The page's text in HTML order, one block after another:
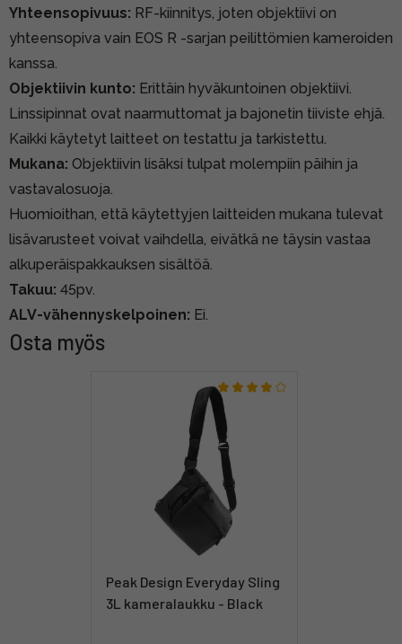
Yhteensopivuus: RF-kiinnitys, joten objektiivi on
yhteensopiva vain EOS R -sarjan peilittömien kameroiden
kanssa.
Objektiivin kunto: Erittäin hyväkuntoinen objektiivi.
Linssipinnat ovat naarmuttomat ja bajonetin tiiviste ehjä.
Kaikki käytetyt laitteet on testattu ja tarkistettu.
Mukana: Objektiivin lisäksi tulpat molempiin päihin ja
vastavalosuoja.
Huomioithan, että käytettyjen laitteiden mukana tulevat
lisävarusteet voivat vaihdella, eivätkä ne täysin vastaa
alkuperäispakkauksen sisältöä.
Takuu: 45pv.
ALV-vähennyskelpoinen: Ei.
Osta myös
Peak Design Everyday Sling
3L kameralaukku - Black